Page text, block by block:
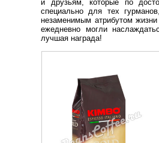
и друзьям, которые по
специально для тех
незаменимым атрибутом
ежедневно могли
лучшая награда!